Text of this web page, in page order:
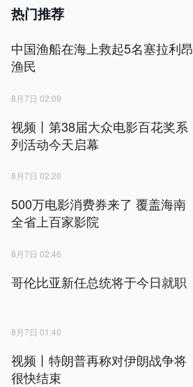
热门推荐
中国渔船在海上救起5名塞拉利昂
渔民
8月7日 02:09
视频丨第38届大众电影百花奖系
列活动今天启幕
8月7日 02:20
500万电影消费券来了 覆盖海南
全省上百家影院
8月7日 02:46
哥伦比亚新任总统将于今日就职
8月7日 01:40
视频丨特朗普再称对伊朗战争将
很快结束